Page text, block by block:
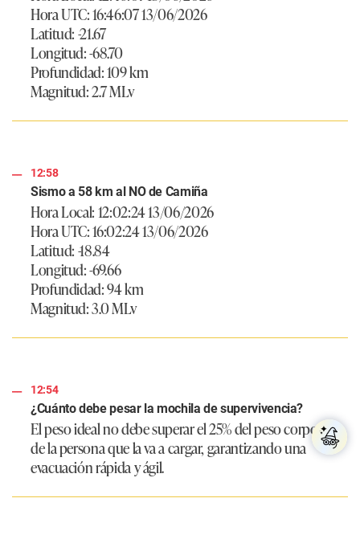
Hora UTC: 16:46:07 13/06/2026
Latitud: -21.67
Longitud: -68.70
Profundidad: 109 km
Magnitud: 2.7 MLv
12:58
Sismo a 58 km al NO de Camiña
Hora Local: 12:02:24 13/06/2026
Hora UTC: 16:02:24 13/06/2026
Latitud: -18.84
Longitud: -69.66
Profundidad: 94 km
Magnitud: 3.0 MLv
12:54
¿Cuánto debe pesar la mochila de supervivencia?
El peso ideal no debe superar el 25% del peso corporal
de la persona que la va a cargar, garantizando una
evacuación rápida y ágil.